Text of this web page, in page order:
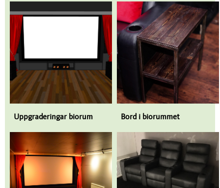
Uppgraderingar biorum Bord i biorummet